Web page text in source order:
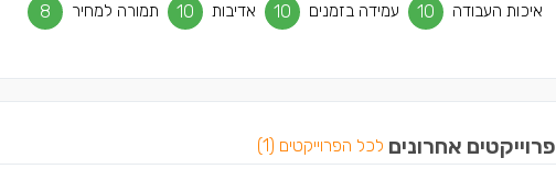
איכות העבודה 10 עמידה בזמנים 10 אדיבות 10 תמורה למחיר 8
פרוייקטים אחרונים לכל הפרוייקטים (1)